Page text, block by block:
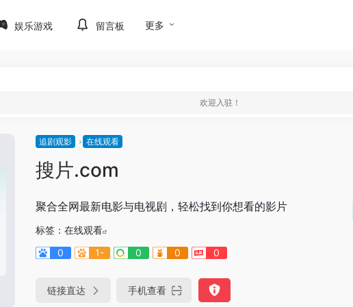
娱乐游戏 留言板 更多
欢迎入驻！
追剧观影 在线观看
搜片.com
聚合全网最新电影与电视剧，轻松找到你想看的影片
标签： 在线观看
0
1- 0 0 0
链接直达 手机查看